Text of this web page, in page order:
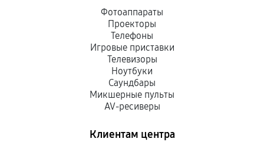
Фотоаппараты
Проекторы
Телефоны
Игровые приставки
Телевизоры
Ноутбуки
Саундбары
Микшерные пульты
AV-ресиверы
Клиентам центра